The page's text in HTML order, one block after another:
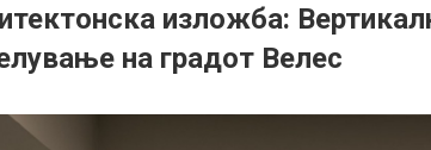
изложба:
на градот Велес